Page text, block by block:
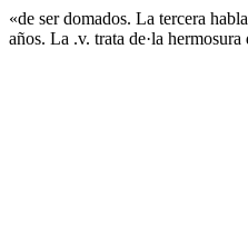
«de ser domados. La tercera
años. La .v. trata de·la